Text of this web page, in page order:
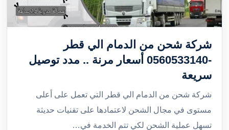
شركة شحن من الدمام الي قطر
-0560533140 أسعار مرنة .. مدد توصيل
سريعة
شركة شحن من الدمام الي قطر التي تعمل على أعلى
مستوى في مجال الشحن لاعتمادها على تقنيات حديثة
تسهل عملية الشحن لكي تتم الخدمة في…